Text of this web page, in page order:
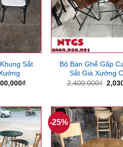
Sắt
₫Giá
1,600,000₫.
Bộ Bàn Ghế Gấp
Sắt Giá Xưởng
2,400,000₫ Giá
-25%